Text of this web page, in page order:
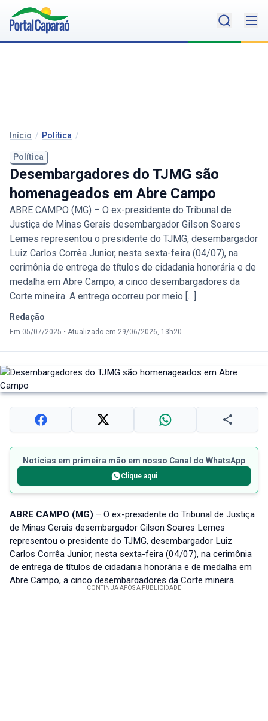
Início / Política /
Política
Desembargadores do TJMG são
homenageados em Abre Campo
ABRE CAMPO (MG) – O ex-presidente do Tribunal de
Justiça de Minas Gerais desembargador Gilson Soares
Lemes representou o presidente do TJMG, desembargador
Luiz Carlos Corrêa Junior, nesta sexta-feira (04/07), na
cerimônia de entrega de títulos de cidadania honorária e de
medalha em Abre Campo, a cinco desembargadores da
Corte mineira. A entrega ocorreu por meio […]
Redação
Em 05/07/2025 • Atualizado em 29/06/2026, 13h20
Notícias em primeira mão em nosso Canal do WhatsApp
Clique aqui
ABRE CAMPO (MG) – O ex-presidente do Tribunal de Justiça
de Minas Gerais desembargador Gilson Soares Lemes
representou o presidente do TJMG, desembargador Luiz
Carlos Corrêa Junior, nesta sexta-feira (04/07), na cerimônia
de entrega de títulos de cidadania honorária e de medalha em
Abre Campo, a cinco desembargadores da Corte mineira.